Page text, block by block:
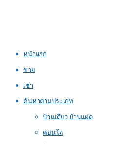
หน้าแรก
ขาย
เช่า
ค้นหาตามประเภท
บ้านเดี่ยว บ้านแฝด
คอนโด